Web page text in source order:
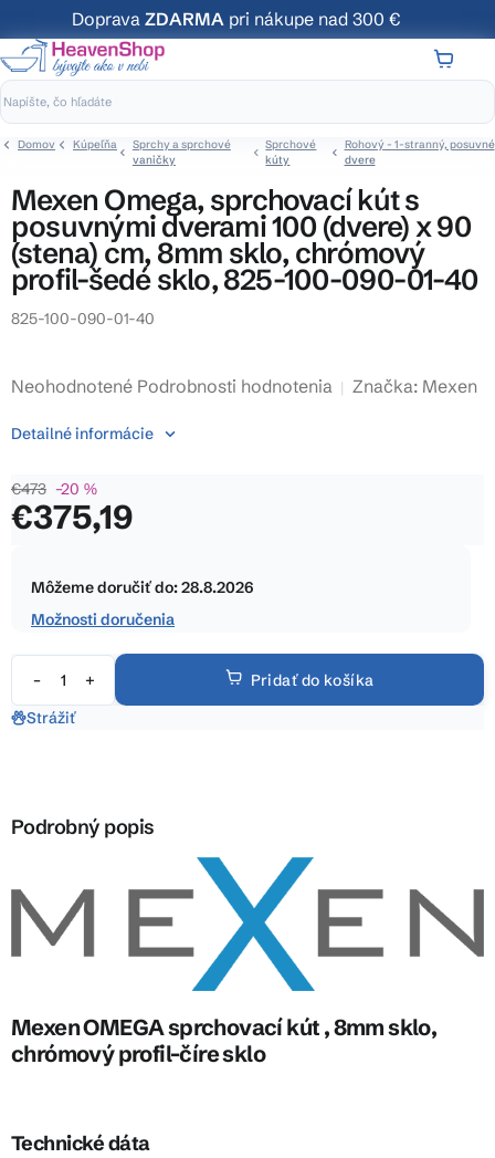
na
obsah
Doprava ZDARMA pri nákupe nad 300 €
Domov Kúpeľňa
Sprchy a sprchové
vaničky
Sprchové
kúty
Rohový - 1-stranný, posuvné
dvere
Mexen Omega, sprchovací kút s
posuvnými dverami 100 (dvere) x 90
(stena) cm, 8mm sklo, chrómový
profil-šedé sklo, 825-100-090-01-40
825-100-090-01-40
Priemerné
produktu
0,0
z
Neohodnotené Podrobnosti hodnotenia Značka: Mexen
€473 –20 %
€375,19
cena:
Môžeme doručiť do:28.8.2026
Možnosti doručenia
Pridať do košíka
Detailné informácie
Strážiť
Podrobný popis
Mexen OMEGA sprchovací kút , 8mm sklo,
chrómový profil-číre sklo
Technické dáta